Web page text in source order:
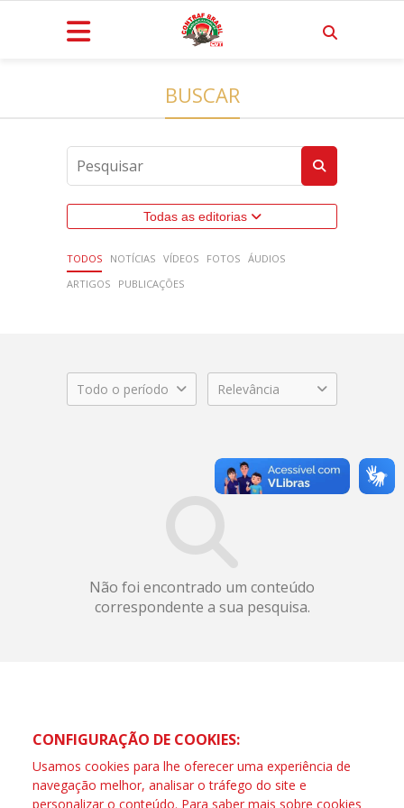
BUSCAR
Todas as editorias
TODOS NOTÍCIAS VÍDEOS FOTOS ÁUDIOS
ARTIGOS
PUBLICAÇÕES
Todo o período Relevância
Não foi encontrado um conteúdo
correspondente a sua pesquisa.
CONFIGURAÇÃO DE COOKIES:
Usamos cookies para lhe oferecer uma experiência de
navegação melhor, analisar o tráfego do site e
personalizar o conteúdo. Para saber mais sobre cookies